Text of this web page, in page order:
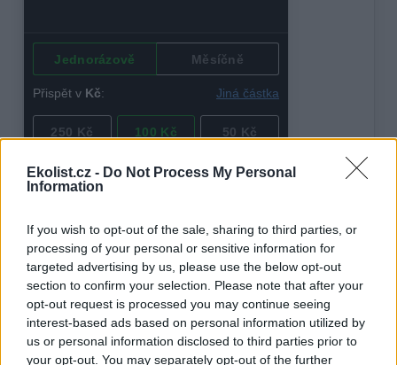
Ekolist.cz - Do Not Process My Personal
Information
If you wish to opt-out of the sale, sharing to third parties, or
processing of your personal or sensitive information for
targeted advertising by us, please use the below opt-out
section to confirm your selection. Please note that after your
opt-out request is processed you may continue seeing
interest-based ads based on personal information utilized by
us or personal information disclosed to third parties prior to
your opt-out. You may separately opt-out of the further
tisknout poslat
BEZK využívá agenturní zpravodajství ČTK, která si vyhrazuje
veškerá práva. Publikování nebo další šíření obsahu ze zdrojů ČTK
je výslovně zakázáno bez předchozího písemného souhlasu ze
strany ČTK.